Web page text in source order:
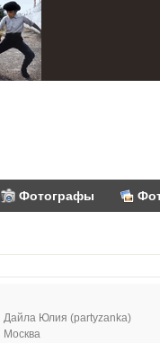
Фотографы
Дайла Юлия (partyzanka)
Москва